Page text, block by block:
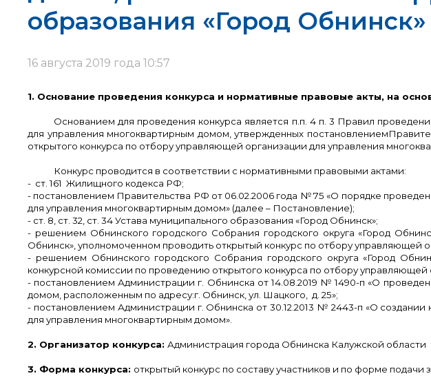
образования «Город Обнинск»
16 августа 2019 года 10:57
1. Основание проведения конкурса и нормативные правовые акты, на
Основанием для проведения конкурса является п.п. 4 п. 3 Правил
для управления многоквартирным домом, утвержденных постановлением
открытого конкурса по отбору управляющей организации для управления
Конкурс проводится в соответствии с нормативными правовыми актами:
- ст. 161 Жилищного кодекса РФ;
- постановлением Правительства РФ от 06.02.2006 года № 75 «О порядке
для управления многоквартирным домом» (далее – Постановление);
- ст. 8, ст. 32, ст. 34 Устава муниципального образования «Город Обнинск»;
- решением Обнинского городского Собрания городского округа «Город
Обнинск», уполномоченном проводить открытый конкурс по отбору управляющей
- решением Обнинского городского Собрания городского округа «Город
конкурсной комиссии по проведению открытого конкурса по отбору
- постановлением Администрации г. Обнинска от 14.08.2019 № 1490-п «О
домом, расположенным по адресу:г. Обнинск, ул. Шацкого, д. 25»;
- постановлением Администрации г. Обнинска от 30.12.2013 № 2443-п «О
для управления многоквартирным домом».
2. Организатор конкурса: Администрация города Обнинска Калужской области
3. Форма конкурса: открытый конкурс по составу участников и по форме подачи